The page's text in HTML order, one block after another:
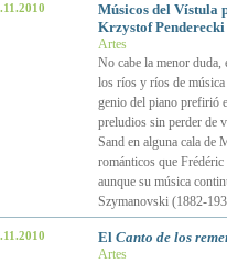
Músicos del Vístula
Krzystof Penderecki
Artes
No cabe la menor
los ríos y ríos de
genio del piano prefirió
preludios sin perder de
Sand en alguna cala de
románticos que
aunque su música
Szymanovski (1882-
El Canto de los
Artes